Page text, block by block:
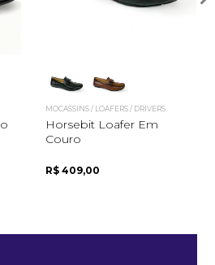
MOCASSINS / LOAFERS / DRIVERS
Horsebit Loafer Em
Couro
R$ 409,00